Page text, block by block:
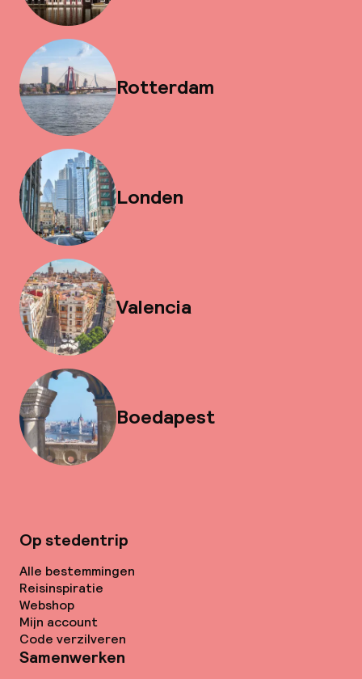
Rotterdam
Londen
Valencia
Boedapest
Op stedentrip
Alle bestemmingen
Reisinspiratie
Webshop
Mijn account
Code verzilveren
Samenwerken